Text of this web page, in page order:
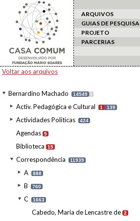
ARQUIVOS
GUIAS DE PESQUISA
PROJETO
PARCERIAS
Voltar aos arquivos
Bernardino Machado 14549 I
Activ. Pedagógica e Cultural 1 139
Actividades Políticas 424
Agendas 5
Biblioteca 15
Correspondência 11939
A 888
B 760
C 1663
Cabedo, Maria de Lencastre de 2